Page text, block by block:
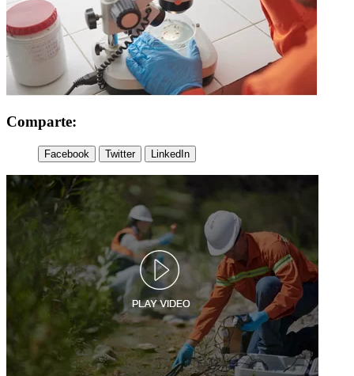
Comparte:
Facebook Twitter LinkedIn